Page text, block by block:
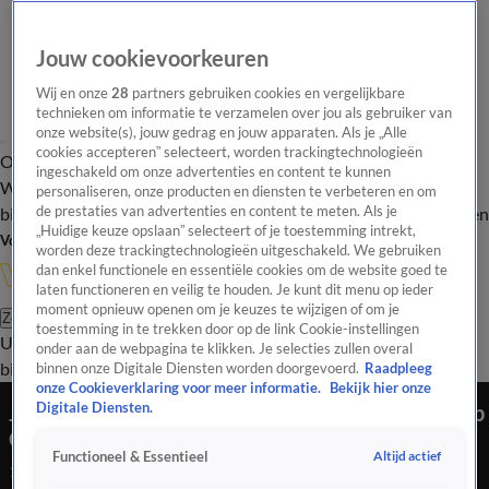
Overzicht Onze programma's Uitzendingen Onze gezichten
In de
WandelgangenInterviewsUitzending
bijwonenPodcastShopVeelgestelde vragenKijkersvraag insturen
Volg Vandaag Inside
Zoeken
UitzendingenVandaag InsideDe OranjezomerShopUitzending
bijwonen
Johan en René reageren op geheel eigen wijze op
GENADELOZE uithaal van Sylvie Meis
18 apr 2025, 23:18
Jouw cookievoorkeuren
Wij en onze28 partners gebruiken cookies en vergelijkbare
technieken om informatie te verzamelen over jou als gebruiker van
onze website(s), jouw gedrag en jouw apparaten. Als je „Alle
cookies accepteren” selecteert, worden trackingtechnologieën
ingeschakeld om onze advertenties en content te kunnen
personaliseren, onze producten en diensten te verbeteren en om
de prestaties van advertenties en content te meten. Als je
„Huidige keuze opslaan” selecteert of je toestemming intrekt,
worden deze trackingtechnologieën uitgeschakeld. We gebruiken
dan enkel functionele en essentiële cookies om de website goed te
laten functioneren en veilig te houden. Je kunt dit menu op ieder
moment opnieuw openen om je keuzes te wijzigen of om je
toestemming in te trekken door op de link Cookie-instellingen
onder aan de webpagina te klikken. Je selecties zullen overal
binnen onze Digitale Diensten worden doorgevoerd. Raadpleeg
onze Cookieverklaring voor meer informatie.
Bekijk hier onze
Digitale Diensten.
Functioneel & Essentieel Altijd actief